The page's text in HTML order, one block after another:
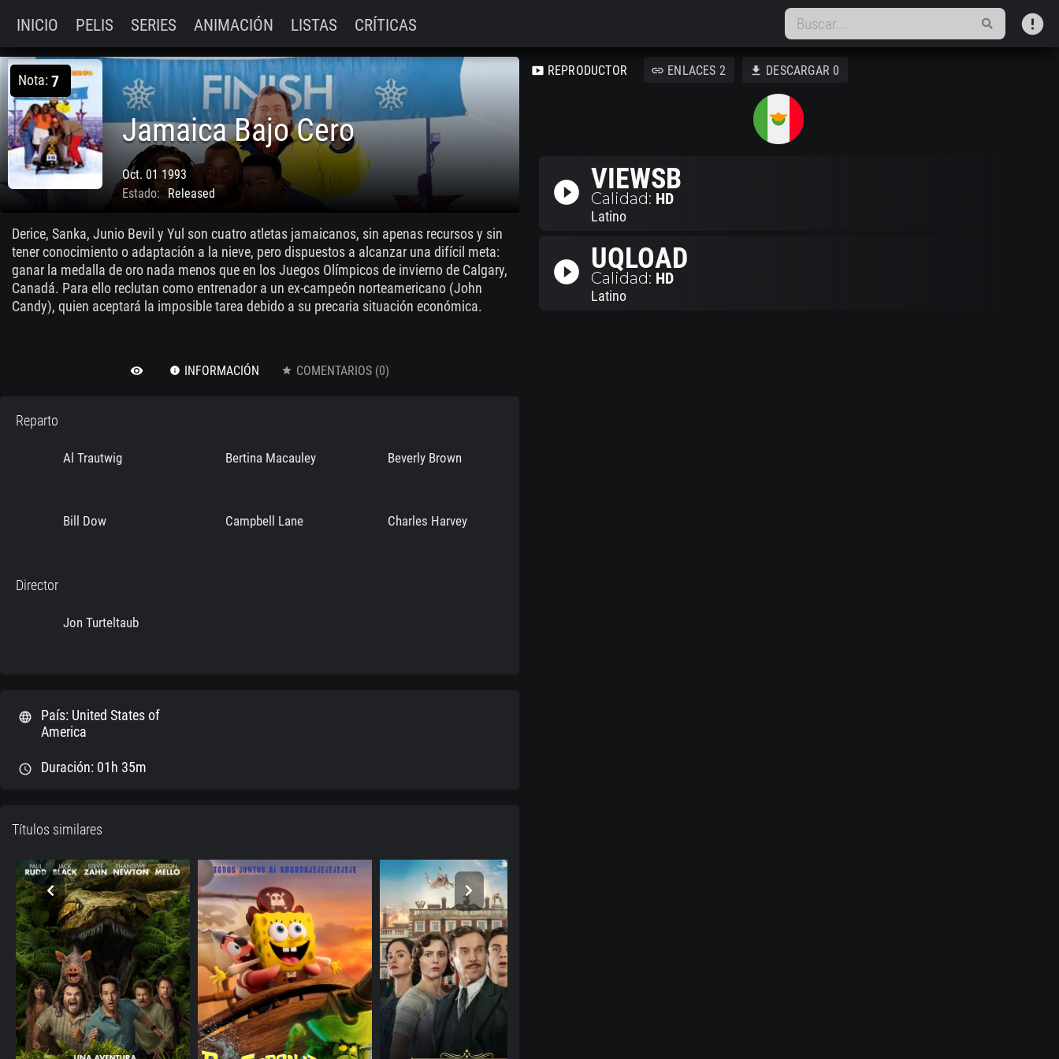
INICIO PELIS SERIES ANIMACIÓN LISTAS CRÍTICAS error
Nota:7
Jamaica Bajo Cero
Oct. 01 1993
Estado:
Released
Derice, Sanka, Junio Bevil y Yul son cuatro atletas jamaicanos, sin apenas recursos y sin
tener conocimiento o adaptación a la nieve, pero dispuestos a alcanzar una difícil meta:
ganar la medalla de oro nada menos que en los Juegos Olímpicos de invierno de Calgary,
Canadá. Para ello reclutan como entrenador a un ex-campeón norteamericano (John
Candy), quien aceptará la imposible tarea debido a su precaria situación económica.
remove_red_eye info INFORMACIÓN star COMENTARIOS (0)
Reparto
Al Trautwig Bertina Macauley Beverly Brown
Bill Dow Campbell Lane Charles Harvey
Director
Jon Turteltaub
language
País: United States of
America
schedule Duración: 01h 35m
Títulos similares
smart_display REPRODUCTOR link ENLACES 2 download DESCARGAR 0
play_circle_filled VIEWSB
Calidad: HD
Latino
play_circle_filled UQLOAD
Calidad: HD
Latino